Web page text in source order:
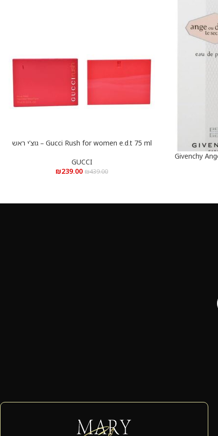
Givenchy
הוספה לסל
Gucci Rush for women e.d.t 75 ml – גוצ’י ראש
GUCCI
₪439.00
₪239.00